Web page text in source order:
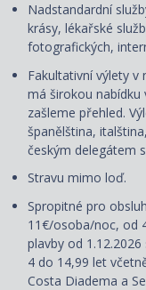
Nadstandardní
krásy, lékařské
fotografických,
Fakultativní výlety v
má širokou nabídku
zašleme přehled.
španělština,
českým delegátem
Stravu mimo loď.
Spropitné pro
11€/osoba/noc, od
plavby od
4 do 14,99 let
Costa Diadema a